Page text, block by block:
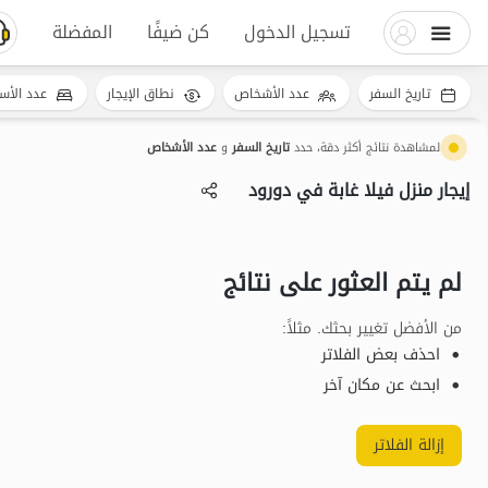
تسجيل الدخول كن ضيفًا المفضلة
لمشاهدة نتائج أكثر دقة، حددتاريخ السفروعدد الأشخاص
إيجار منزل فيلا غابة في دورود
لم يتم العثور على نتائج
من الأفضل تغيير بحثك. مثلاً:
احذف بعض الفلاتر
ابحث عن مكان آخر
إزالة الفلاتر
تاريخ السفر عدد الأشخاص نطاق الإيجار عدد